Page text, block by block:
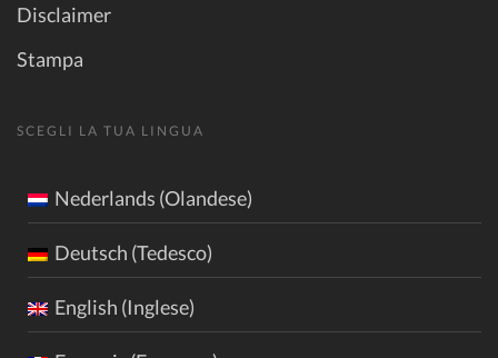
Disclaimer
Stampa
SCEGLI LA TUA LINGUA
Nederlands (Olandese)
Deutsch (Tedesco)
English (Inglese)